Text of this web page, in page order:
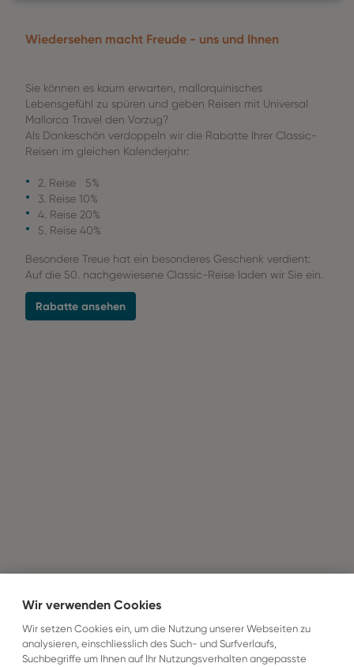
Wiedersehen macht Freude - uns und Ihnen
Sie können es kaum erwarten, mallorquinisches
Lebensgefühl zu spüren und geben Reisen mit Universal
Mallorca Travel den Vorzug?
Als Dankeschön verdoppeln wir die Rabatte Ihrer Classic-
Reisen im gleichen Kalenderjahr:
2. Reise 5%
3. Reise 10%
4. Reise 20%
5. Reise 40%
Besondere Treue hat ein besonderes Geschenk verdient:
Auf die 50. nachgewiesene Classic-Reise laden wir Sie ein.
Rabatte ansehen
Wir verwenden Cookies
Wir setzen Cookies ein, um die Nutzung unserer Webseiten zu
analysieren, einschliesslich des Such- und Surfverlaufs,
Suchbegriffe um Ihnen auf Ihr Nutzungsverhalten angepasste